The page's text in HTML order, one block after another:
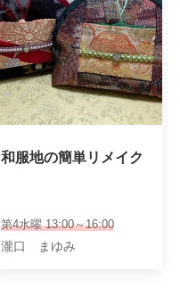
和服地の簡単リメイク
第4水曜 13:00～16:00
瀧口 まゆみ